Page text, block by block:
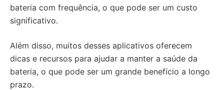
bateria com frequência, o que pode ser um custo
significativo.
Além disso, muitos desses aplicativos oferecem
dicas e recursos para ajudar a manter a saúde da
bateria, o que pode ser um grande benefício a longo
prazo.